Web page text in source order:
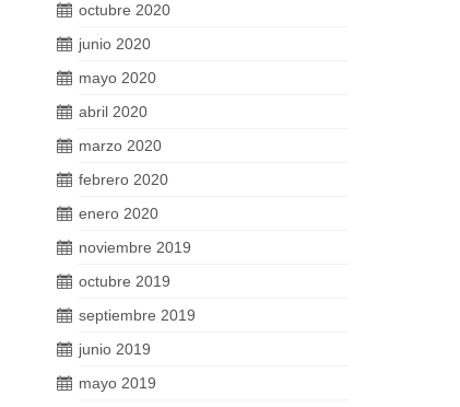
octubre 2020
junio 2020
mayo 2020
abril 2020
marzo 2020
febrero 2020
enero 2020
noviembre 2019
octubre 2019
septiembre 2019
junio 2019
mayo 2019